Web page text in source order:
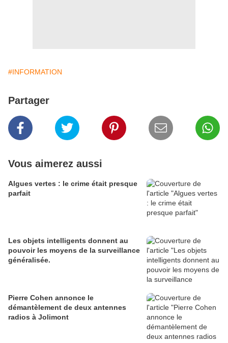
#INFORMATION
Partager
Vous aimerez aussi
Algues vertes : le crime était presque
parfait
Les objets intelligents donnent au
pouvoir les moyens de la surveillance
généralisée.
Pierre Cohen annonce le
démantèlement de deux antennes
radios à Jolimont